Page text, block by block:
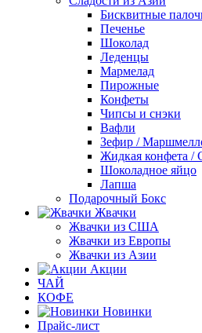
Бисквитные
Печенье
Шоколад
Леденцы
Мармелад
Пирожные
Конфеты
Чипсы и снэки
Вафли
Зефир /
Жидкая конфета /
Шоколадное яйцо
Лапша
Подарочный Бокс
Жвачки
Жвачки из США
Жвачки из Европы
Жвачки из Азии
Акции
ЧАЙ
КОФЕ
Новинки
Прайс-лист